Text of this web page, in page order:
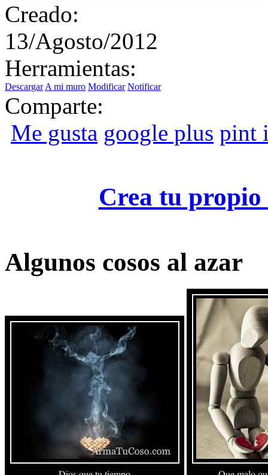
Creado:
13/Agosto/2012
Herramientas:
Descargar A mi muro Modificar Notificar
Comparte:
Me gusta google plus pint
Crea tu propio
Algunos cosos al azar